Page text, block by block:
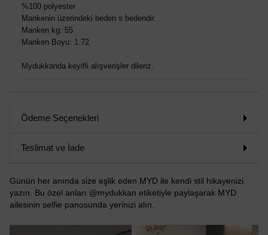
%100 polyester
Mankenin üzerindeki beden s bedendir.
Manken kg: 55
Manken Boyu: 1.72
Mydukkanda keyifli alışverişler dileriz.
Ödeme Seçenekleri
Teslimat ve İade
Günün her anında size eşlik eden MYD ile kendi stil hikayenizi
yazın. Bu özel anları @mydukkan etiketiyle paylaşarak MYD
ailesinin selfie panosunda yerinizi alın.